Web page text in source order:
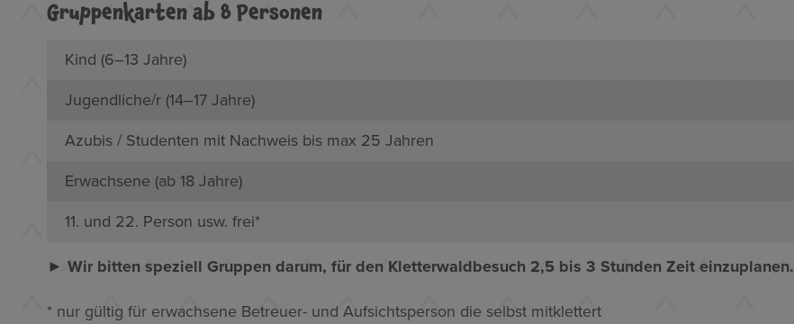
Gruppenkarten ab 8 Personen
Kind (6–13 Jahre)
Jugendliche/r (14–17 Jahre)
Azubis / Studenten mit Nachweis bis max 25 Jahren
Erwachsene (ab 18 Jahre)
11. und 22. Person usw. frei*
► Wir bitten speziell Gruppen darum, für den Kletterwaldbesuch 2,5 bis 3 Stunden Zeit einzuplanen.
* nur gültig für erwachsene Betreuer- und Aufsichtsperson die selbst mitklettert